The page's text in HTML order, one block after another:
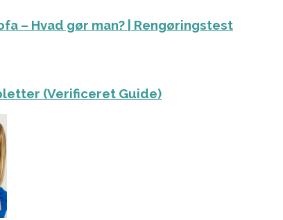
– Hvad gør man? | Rengøringstest
(Verificeret Guide)